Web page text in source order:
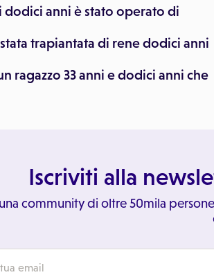
anni è stato operato di
trapiantata di rene dodici anni
ragazzo 33 anni e dodici anni che
Iscriviti alla
community di oltre 50mila